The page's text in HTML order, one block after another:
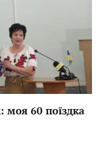
моя 60 поїздка